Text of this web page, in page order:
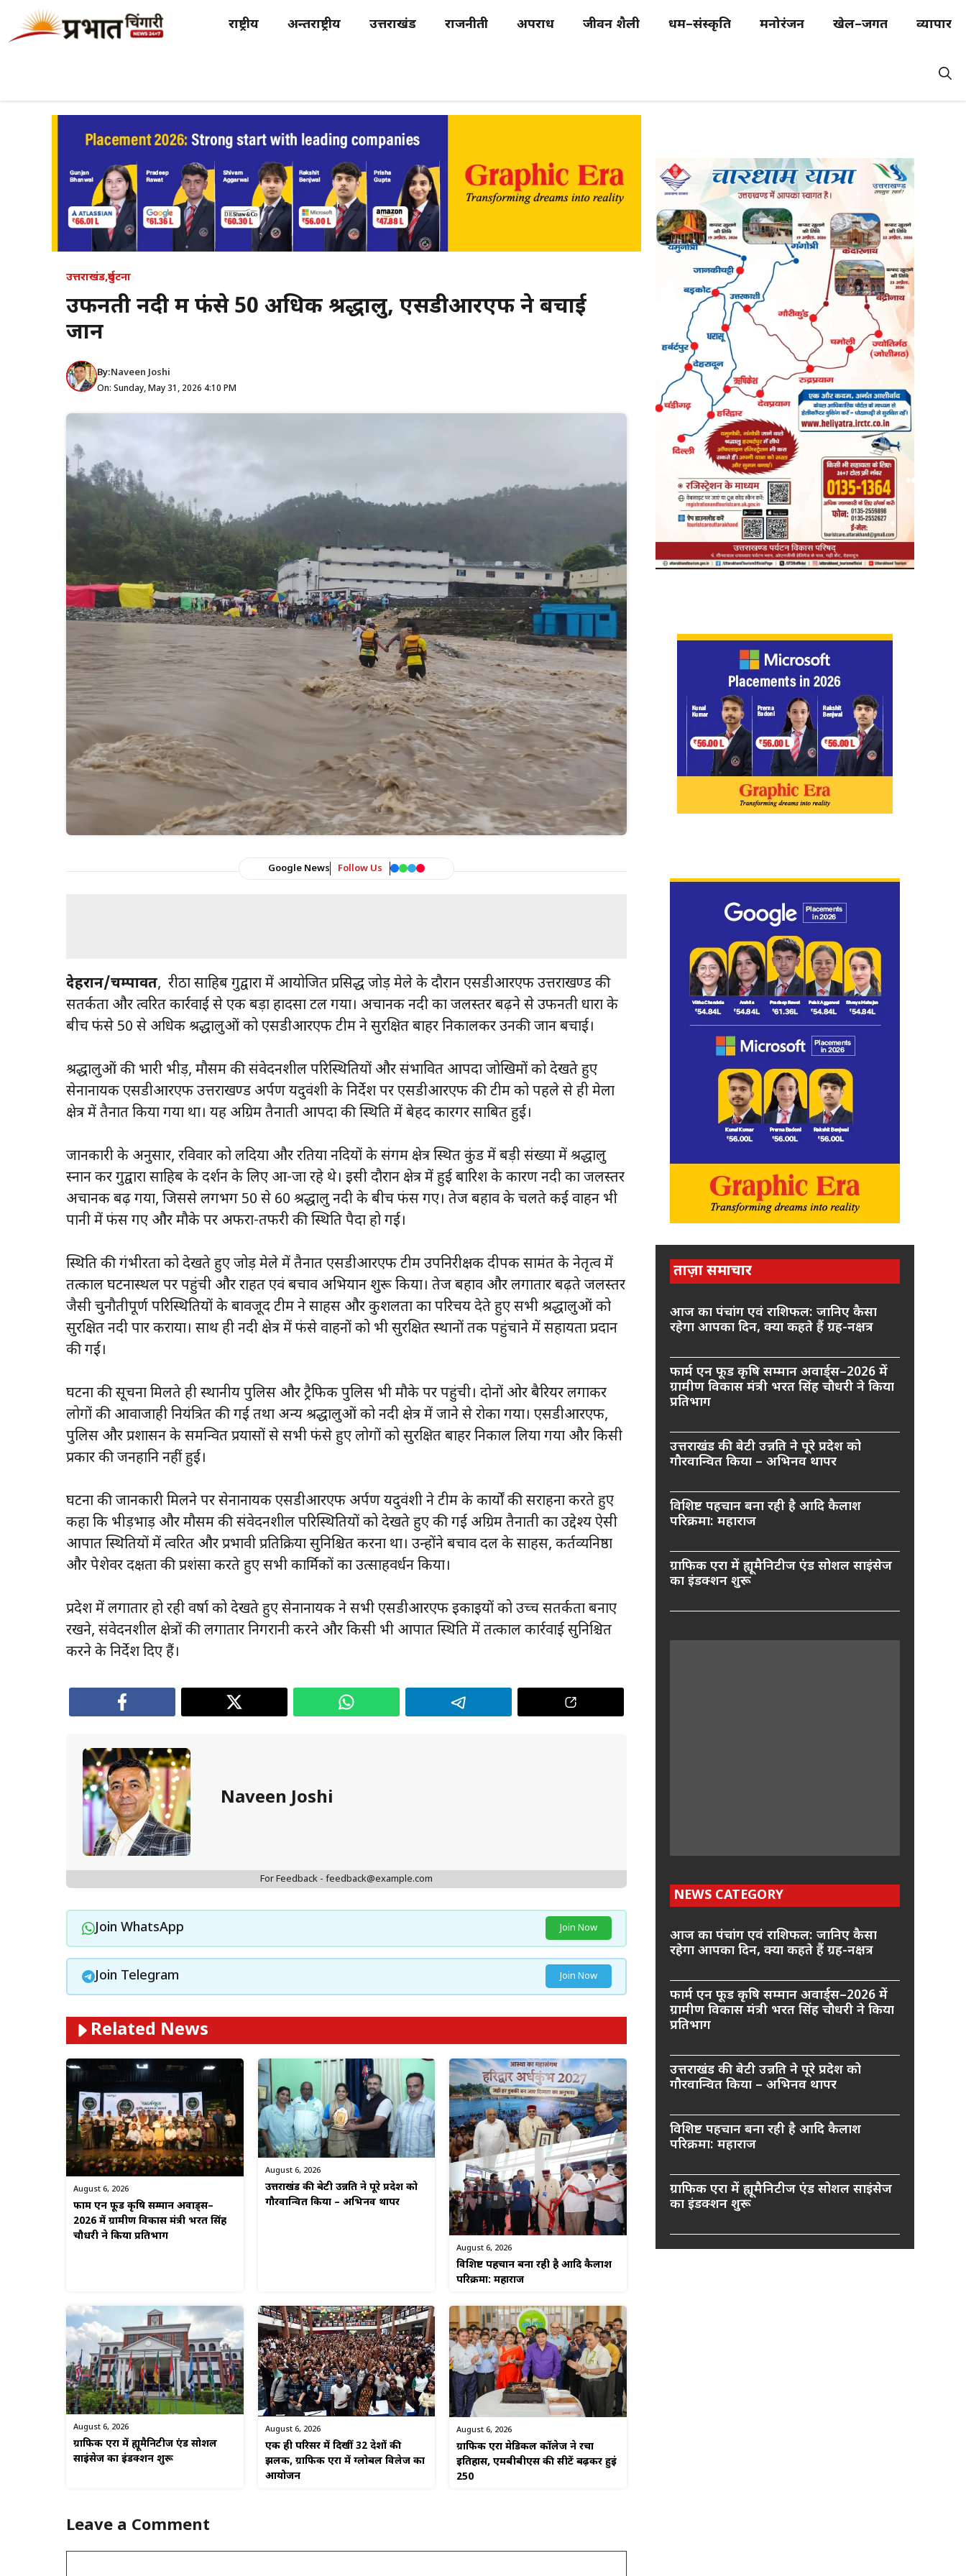
राष्ट्रीय अन्तर्राष्ट्रीय उत्तराखंड राजनीती अपराध जीवन शैली धर्म–संस्कृति मनोरंजन खेल–जगत व्यापार
उत्तराखंड,दुर्घटना
उफनती नदी में फंसे 50 अधिक श्रद्धालु, एसडीआरएफ ने बचाई
जान
By:Naveen Joshi
On: Sunday, May 31, 2026 4:10 PM
Google News Follow Us
देहरादून/चम्पावत, रीठा साहिब गुरुद्वारा में आयोजित प्रसिद्ध जोड़ मेले के दौरान एसडीआरएफ उत्तराखण्ड की
सतर्कता और त्वरित कार्रवाई से एक बड़ा हादसा टल गया। अचानक नदी का जलस्तर बढ़ने से उफनती धारा के
बीच फंसे 50 से अधिक श्रद्धालुओं को एसडीआरएफ टीम ने सुरक्षित बाहर निकालकर उनकी जान बचाई।
श्रद्धालुओं की भारी भीड़, मौसम की संवेदनशील परिस्थितियों और संभावित आपदा जोखिमों को देखते हुए
सेनानायक एसडीआरएफ उत्तराखण्ड अर्पण यदुवंशी के निर्देश पर एसडीआरएफ की टीम को पहले से ही मेला
क्षेत्र में तैनात किया गया था। यह अग्रिम तैनाती आपदा की स्थिति में बेहद कारगर साबित हुई।
जानकारी के अनुसार, रविवार को लदिया और रतिया नदियों के संगम क्षेत्र स्थित कुंड में बड़ी संख्या में श्रद्धालु
स्नान कर गुरुद्वारा साहिब के दर्शन के लिए आ-जा रहे थे। इसी दौरान क्षेत्र में हुई बारिश के कारण नदी का जलस्तर
अचानक बढ़ गया, जिससे लगभग 50 से 60 श्रद्धालु नदी के बीच फंस गए। तेज बहाव के चलते कई वाहन भी
पानी में फंस गए और मौके पर अफरा-तफरी की स्थिति पैदा हो गई।
स्थिति की गंभीरता को देखते हुए जोड़ मेले में तैनात एसडीआरएफ टीम उपनिरीक्षक दीपक सामंत के नेतृत्व में
तत्काल घटनास्थल पर पहुंची और राहत एवं बचाव अभियान शुरू किया। तेज बहाव और लगातार बढ़ते जलस्तर
जैसी चुनौतीपूर्ण परिस्थितियों के बावजूद टीम ने साहस और कुशलता का परिचय देते हुए सभी श्रद्धालुओं को
सुरक्षित नदी पार कराया। साथ ही नदी क्षेत्र में फंसे वाहनों को भी सुरक्षित स्थानों तक पहुंचाने में सहायता प्रदान
की गई।
घटना की सूचना मिलते ही स्थानीय पुलिस और ट्रैफिक पुलिस भी मौके पर पहुंची। दोनों ओर बैरियर लगाकर
लोगों की आवाजाही नियंत्रित की गई तथा अन्य श्रद्धालुओं को नदी क्षेत्र में जाने से रोका गया। एसडीआरएफ,
पुलिस और प्रशासन के समन्वित प्रयासों से सभी फंसे हुए लोगों को सुरक्षित बाहर निकाल लिया गया और किसी
प्रकार की जनहानि नहीं हुई।
घटना की जानकारी मिलने पर सेनानायक एसडीआरएफ अर्पण यदुवंशी ने टीम के कार्यों की सराहना करते हुए
कहा कि भीड़भाड़ और मौसम की संवेदनशील परिस्थितियों को देखते हुए की गई अग्रिम तैनाती का उद्देश्य ऐसी
आपात स्थितियों में त्वरित और प्रभावी प्रतिक्रिया सुनिश्चित करना था। उन्होंने बचाव दल के साहस, कर्तव्यनिष्ठा
और पेशेवर दक्षता की प्रशंसा करते हुए सभी कार्मिकों का उत्साहवर्धन किया।
प्रदेश में लगातार हो रही वर्षा को देखते हुए सेनानायक ने सभी एसडीआरएफ इकाइयों को उच्च सतर्कता बनाए
रखने, संवेदनशील क्षेत्रों की लगातार निगरानी करने और किसी भी आपात स्थिति में तत्काल कार्रवाई सुनिश्चित
करने के निर्देश दिए हैं।
Naveen Joshi
For Feedback - feedback@example.com
Join WhatsApp Join Now
Join Telegram Join Now
Related News
August 6, 2026
फार्म एन फूड कृषि सम्मान अवार्ड्स–
2026 में ग्रामीण विकास मंत्री भरत सिंह
चौधरी ने किया प्रतिभाग
August 6, 2026
उत्तराखंड की बेटी उन्नति ने पूरे प्रदेश को
गौरवान्वित किया – अभिनव थापर
August 6, 2026
विशिष्ट पहचान बना रही है आदि कैलाश
परिक्रमा: महाराज
August 6, 2026
ग्राफिक एरा में ह्यूमैनिटीज एंड सोशल
साइंसेज का इंडक्शन शुरू
August 6, 2026
एक ही परिसर में दिखीं 32 देशों की
झलक, ग्राफिक एरा में ग्लोबल विलेज का
आयोजन
August 6, 2026
ग्राफिक एरा मेडिकल कॉलेज ने रचा
इतिहास, एमबीबीएस की सीटें बढ़कर हुईं
250
Leave a Comment
ताज़ा समाचार
आज का पंचांग एवं राशिफल: जानिए कैसा
रहेगा आपका दिन, क्या कहते हैं ग्रह-नक्षत्र
फार्म एन फूड कृषि सम्मान अवार्ड्स–2026 में
ग्रामीण विकास मंत्री भरत सिंह चौधरी ने किया
प्रतिभाग
उत्तराखंड की बेटी उन्नति ने पूरे प्रदेश को
गौरवान्वित किया – अभिनव थापर
विशिष्ट पहचान बना रही है आदि कैलाश
परिक्रमा: महाराज
ग्राफिक एरा में ह्यूमैनिटीज एंड सोशल साइंसेज
का इंडक्शन शुरू
NEWS CATEGORY
आज का पंचांग एवं राशिफल: जानिए कैसा
रहेगा आपका दिन, क्या कहते हैं ग्रह-नक्षत्र
फार्म एन फूड कृषि सम्मान अवार्ड्स–2026 में
ग्रामीण विकास मंत्री भरत सिंह चौधरी ने किया
प्रतिभाग
उत्तराखंड की बेटी उन्नति ने पूरे प्रदेश को
गौरवान्वित किया – अभिनव थापर
विशिष्ट पहचान बना रही है आदि कैलाश
परिक्रमा: महाराज
ग्राफिक एरा में ह्यूमैनिटीज एंड सोशल साइंसेज
का इंडक्शन शुरू